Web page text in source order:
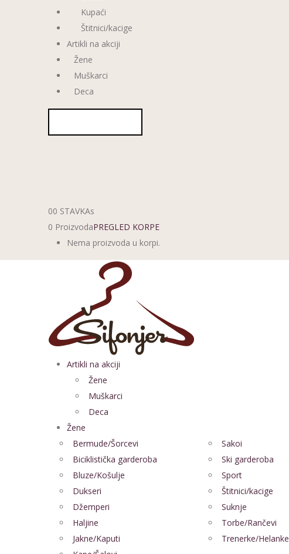
Kupaći
Štitnici/kacige
Artikli na akciji
Žene
Muškarci
Deca
00 STAVKAs
0 ProizvodaPREGLED KORPE
Nema proizvoda u korpi.
Artikli na akciji
Žene
Muškarci
Deca
Žene
Bermude/Šorcevi
Biciklistička garderoba
Bluze/Košulje
Dukseri
Džemperi
Haljine
Jakne/Kaputi
Sakoi
Ski garderoba
Sport
Štitnici/kacige
Suknje
Torbe/Rančevi
Trenerke/Helanke